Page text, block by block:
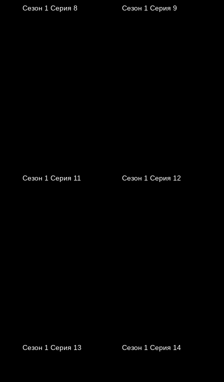
Сезон 1 Серия 8 Сезон 1 Серия 9
Сезон 1 Серия 11 Сезон 1 Серия 12
Сезон 1 Серия 13 Сезон 1 Серия 14